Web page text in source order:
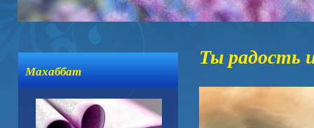
Махаббат
Ты радость